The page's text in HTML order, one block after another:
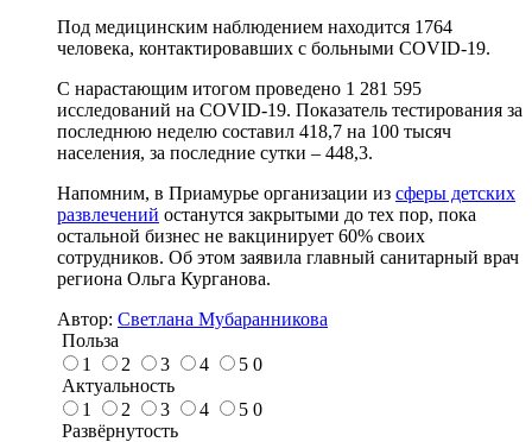
Под медицинским наблюдением находится 1764
человека, контактировавших с больными COVID-19.
С нарастающим итогом проведено 1 281 595
исследований на COVID-19. Показатель тестирования за
последнюю неделю составил 418,7 на 100 тысяч
населения, за последние сутки – 448,3.
Напомним, в Приамурье организации из сферы детских
развлечений останутся закрытыми до тех пор, пока
остальной бизнес не вакцинирует 60% своих
сотрудников. Об этом заявила главный санитарный врач
региона Ольга Курганова.
Автор: Светлана Мубаранникова
Польза
1
2 3 4 5 0
Актуальность
1
2 3 4 5 0
Развёрнутость